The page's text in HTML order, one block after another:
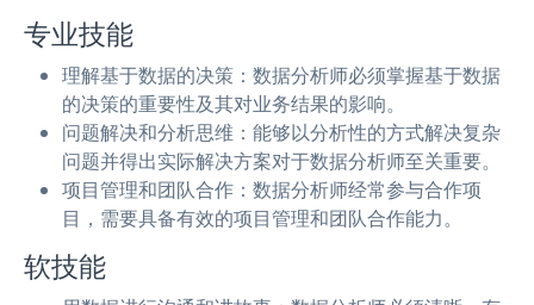
专业技能
理解基于数据的决策：数据分析师必须掌握基于数据
的决策的重要性及其对业务结果的影响。
问题解决和分析思维：能够以分析性的方式解决复杂
问题并得出实际解决方案对于数据分析师至关重要。
项目管理和团队合作：数据分析师经常参与合作项
目，需要具备有效的项目管理和团队合作能力。
软技能